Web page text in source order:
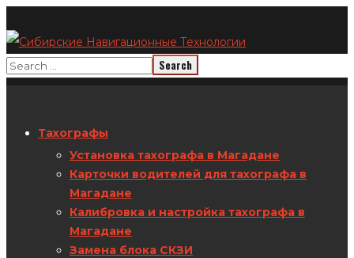
Тахографы
Установка тахографа в Магадане
Карточки водителей для тахографа в
Магадане
Калибровка и настройка тахографа в
Магадане
Замена блока СКЗИ